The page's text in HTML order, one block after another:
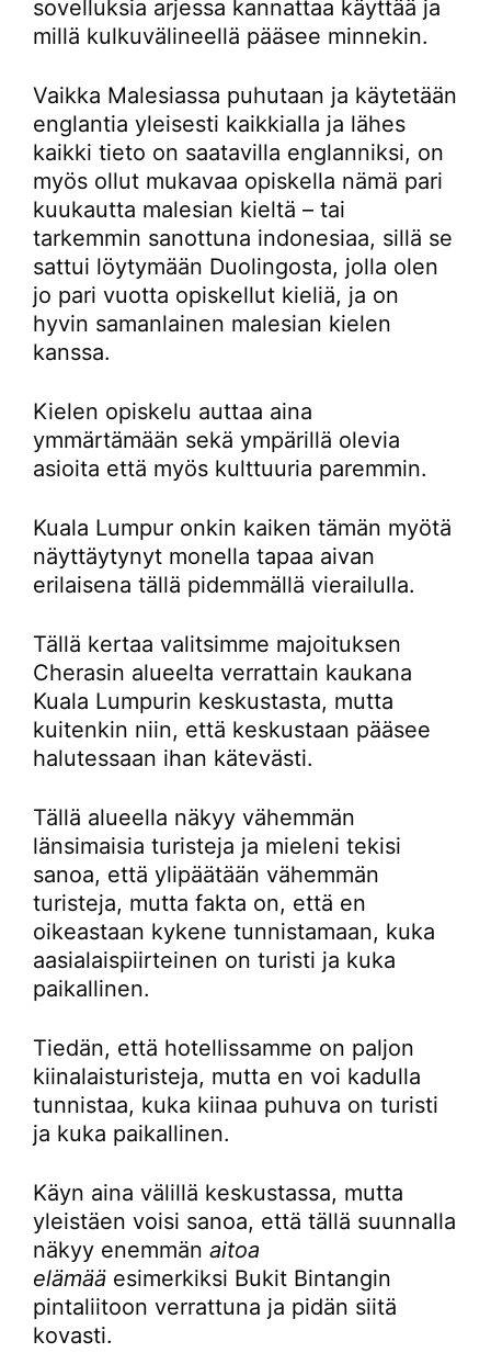
sovelluksia arjessa kannattaa käyttää ja
millä kulkuvälineellä pääsee minnekin.
Vaikka Malesiassa puhutaan ja käytetään
englantia yleisesti kaikkialla ja lähes
kaikki tieto on saatavilla englanniksi, on
myös ollut mukavaa opiskella nämä pari
kuukautta malesian kieltä – tai
tarkemmin sanottuna indonesiaa, sillä se
sattui löytymään Duolingosta, jolla olen
jo pari vuotta opiskellut kieliä, ja on
hyvin samanlainen malesian kielen
kanssa.
Kielen opiskelu auttaa aina
ymmärtämään sekä ympärillä olevia
asioita että myös kulttuuria paremmin.
Kuala Lumpur onkin kaiken tämän myötä
näyttäytynyt monella tapaa aivan
erilaisena tällä pidemmällä vierailulla.
Tällä kertaa valitsimme majoituksen
Cherasin alueelta verrattain kaukana
Kuala Lumpurin keskustasta, mutta
kuitenkin niin, että keskustaan pääsee
halutessaan ihan kätevästi.
Tällä alueella näkyy vähemmän
länsimaisia turisteja ja mieleni tekisi
sanoa, että ylipäätään vähemmän
turisteja, mutta fakta on, että en
oikeastaan kykene tunnistamaan, kuka
aasialaispiirteinen on turisti ja kuka
paikallinen.
Tiedän, että hotellissamme on paljon
kiinalaisturisteja, mutta en voi kadulla
tunnistaa, kuka kiinaa puhuva on turisti
ja kuka paikallinen.
Käyn aina välillä keskustassa, mutta
yleistäen voisi sanoa, että tällä suunnalla
näkyy enemmän aitoa
elämää esimerkiksi Bukit Bintangin
pintaliitoon verrattuna ja pidän siitä
kovasti.